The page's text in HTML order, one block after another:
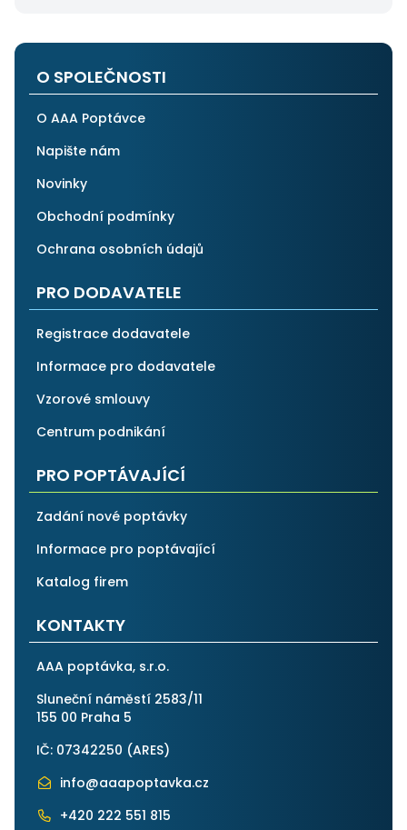
po všech stránkách plně spolehnout.
O SPOLEČNOSTI
O AAA Poptávce
Napište nám
Novinky
Obchodní podmínky
Ochrana osobních údajů
PRO DODAVATELE
Registrace dodavatele
Informace pro dodavatele
Vzorové smlouvy
Centrum podnikání
PRO POPTÁVAJÍCÍ
Zadání nové poptávky
Informace pro poptávající
Katalog firem
KONTAKTY
AAA poptávka, s.r.o.
Sluneční náměstí 2583/11
155 00 Praha 5
IČ: 07342250 (ARES)
info@aaapoptavka.cz
+420 222 551 815